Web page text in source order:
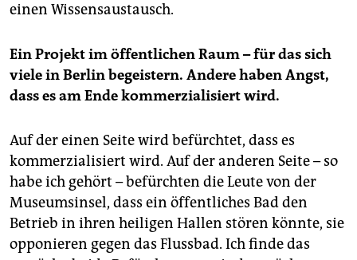
einen Wissensaustausch.
Ein Projekt im öffentlichen Raum – für das sich
viele in Berlin begeistern. Andere haben Angst,
dass es am Ende kommerzialisiert wird.
Auf der einen Seite wird befürchtet, dass es
kommerzialisiert wird. Auf der anderen Seite – so
habe ich gehört – befürchten die Leute von der
Museumsinsel, dass ein öffentliches Bad den
Betrieb in ihren heiligen Hallen stören könnte, sie
opponieren gegen das Flussbad. Ich finde das